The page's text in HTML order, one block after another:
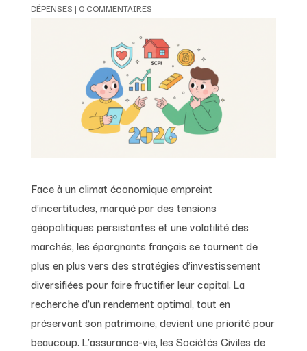
DÉPENSES | 0 COMMENTAIRES
Face à un climat économique empreint
d’incertitudes, marqué par des tensions
géopolitiques persistantes et une volatilité des
marchés, les épargnants français se tournent de
plus en plus vers des stratégies d’investissement
diversifiées pour faire fructifier leur capital. La
recherche d’un rendement optimal, tout en
préservant son patrimoine, devient une priorité pour
beaucoup. L’assurance-vie, les Sociétés Civiles de